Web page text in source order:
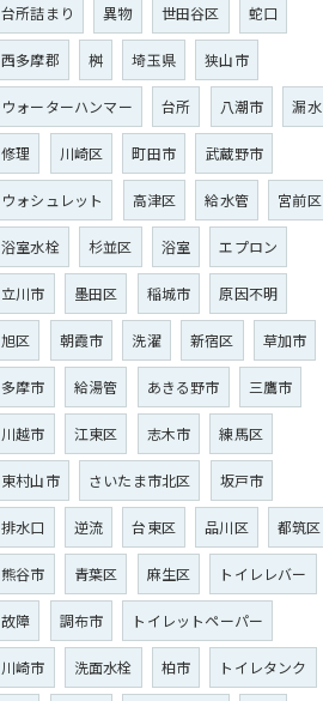
台所詰まり 異物 世田谷区 蛇口
西多摩郡 桝 埼玉県 狭山市
ウォーターハンマー 台所 八潮市 漏水
修理 川崎区 町田市 武蔵野市
ウォシュレット 高津区 給水管 宮前区
浴室水栓 杉並区 浴室 エプロン
立川市 墨田区 稲城市 原因不明
旭区 朝霞市 洗濯 新宿区 草加市
多摩市 給湯管 あきる野市 三鷹市
川越市 江東区 志木市 練馬区
東村山市 さいたま市北区 坂戸市
排水口 逆流 台東区 品川区 都筑区
熊谷市 青葉区 麻生区 トイレレバー
故障 調布市 トイレットペーパー
川崎市 洗面水栓 柏市 トイレタンク